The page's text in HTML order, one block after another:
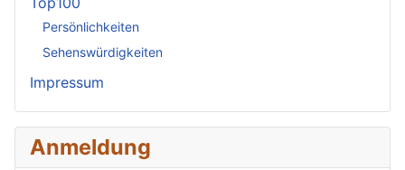
Persönlichkeiten
Sehenswürdigkeiten
Impressum
Anmeldung